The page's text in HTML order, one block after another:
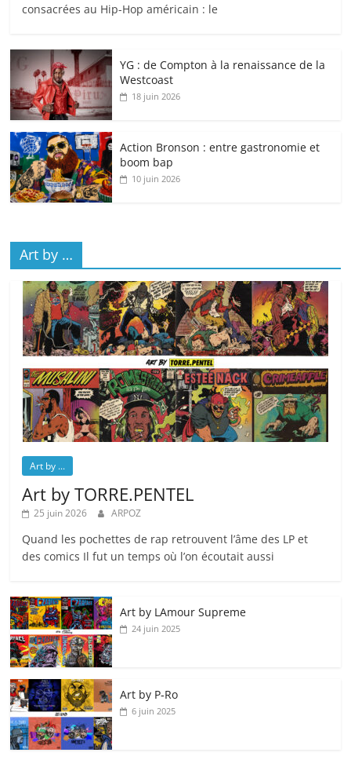
consacrées au Hip-Hop américain : le
YG : de Compton à la renaissance de la
Westcoast
18 juin 2026
Action Bronson : entre gastronomie et
boom bap
10 juin 2026
Art by …
Art by ...
Art by TORRE.PENTEL
25 juin 2026 ARPOZ
Quand les pochettes de rap retrouvent l’âme des LP et
des comics Il fut un temps où l’on écoutait aussi
Art by LAmour Supreme
24 juin 2025
Art by P‑Ro
6 juin 2025